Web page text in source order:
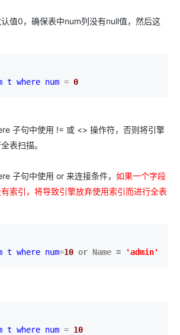
值0，确保表中num列没有null值，然后这
t where num = 0
子句中使用 != 或 <> 操作符，否则将引擎
表扫描。
子句中使用 or 来连接条件， 如果一个字段
索引，将导致引擎放弃使用索引而进行全表
t where num=10 or Name = 'admin'
t where num =